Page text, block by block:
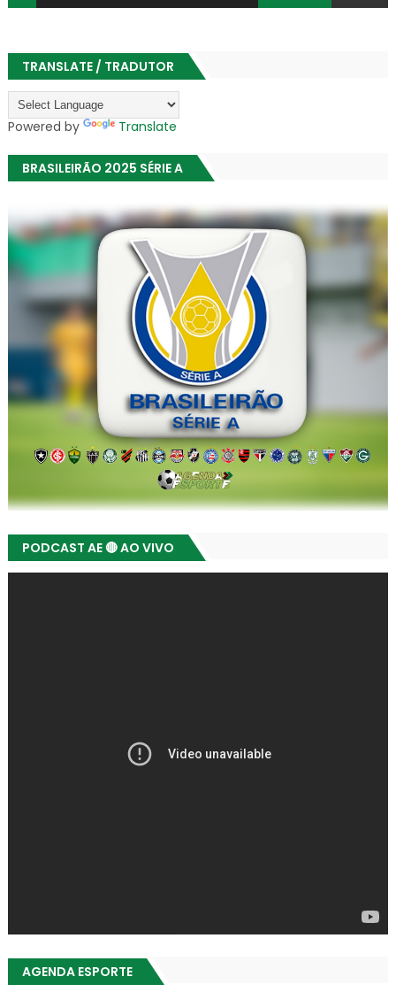
TRANSLATE / TRADUTOR
Powered by Translate
BRASILEIRÃO 2025 SÉRIE A
PODCAST AE 🔴 AO VIVO
AGENDA ESPORTE